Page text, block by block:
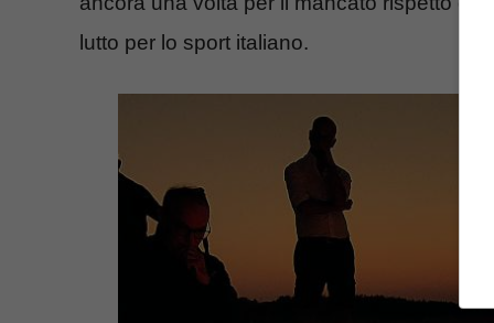
lutto per lo sport italiano.